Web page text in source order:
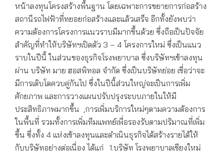
หน้าลงทุนโครงสร้างพื้นฐาน โดยเฉพาะการขยายการก่อสร้าง
สถานีรถไฟฟ้าที่ทยอยก่อสร้างและแล้วเสร็จ อีกทั้งยังพบว่า
ความต้องการโครงการแนวราบมีมากขึ้นด้วย ซึ่งถือเป็นปัจจัย
สำคัญที่ทำให้บริษัทฯเปิดตัว 3 – 4 โครงการใหม่ ซึ่งเป็นแนว
ราบในปีนี้ ในส่วนของธุรกิจโรงพยาบาล ซึ่งบริษัทฯเข้าลงทุน
ผ่าน บริษัท มาย ฮอสพิทอล จำกัด ซึ่งเป็นบริษัทย่อย เชื่อว่าจะ
มีการเติบโตควบคู่กันไป ซึ่งในปีนี้ส่วนใหญ่จะเป็นการเพิ่ม
ศักยภาพ และการวางแผนปรับปรุงระบบภายในให้มี
ประสิทธิภาพมากขึ้น ,การเพิ่มบริการใหม่ๆตามความต้องการ
ในพื้นที่ รวมทั้งการเพิ่มทีมแพทย์เพื่อรองรับตามปริมาณที่เพิ่ม
ขึ้น ซึ่งทั้ง 4 แห่งเข้าลงทุนและดำเนินธุรกิจได้สร้างรายได้ให้
กับบริษัทอย่างต่อเนื่อง ได้แก่ 1.บริษัท โรงพยาบาลเชียงใหม่